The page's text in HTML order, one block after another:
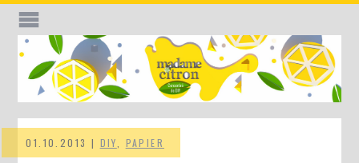
01.10.2013 | DIY PAPIER